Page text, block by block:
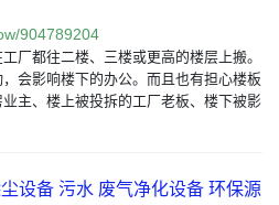
904789204
厂都往二楼、三楼或更高的楼层上搬。
会影响楼下的办公。而且也有担心楼板
主、楼上被投拆的工厂老板、楼下被影
设备 污水 废气净化设备 环保源